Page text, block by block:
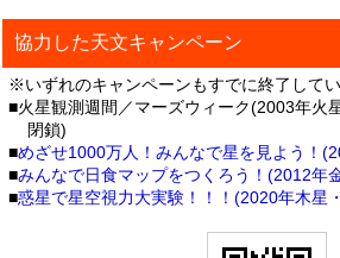
協力した天文キャンペーン
※いずれのキャンペーンもすでに終了してい
■火星観測週間／マーズウィーク(2003年火
閉鎖)
■めざせ1000万人！みんなで星を見よう！
■みんなで日食マップをつくろう！(2012年
■惑星で星空視力大実験！！！(2020年木星